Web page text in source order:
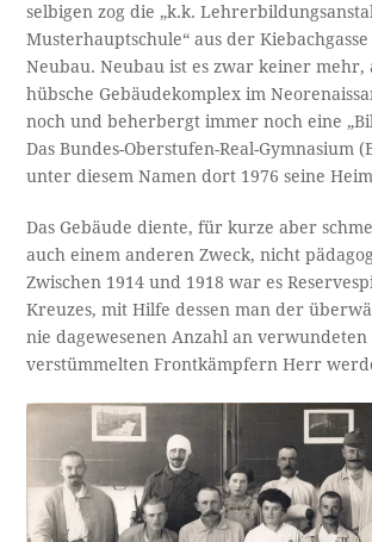
selbigen zog die „k.k.
Musterhauptschule“ aus der
Neubau. Neubau ist es zwar keiner mehr,
hübsche Gebäudekomplex im
noch und beherbergt immer noch eine
Das Bundes-Oberstufen-Real-Gymnasium
unter diesem Namen dort 1976 seine
Das Gebäude diente, für kurze aber
auch einem anderen Zweck, nicht
Zwischen 1914 und 1918 war es
Kreuzes, mit Hilfe dessen man der
nie dagewesenen Anzahl an verwundeten
verstümmelten Frontkämpfern Herr